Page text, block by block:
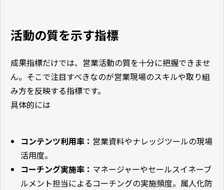
活動の質を示す指標
成果指標だけでは、営業活動の質を十分に把握できませ
ん。そこで注目すべきなのが営業現場のスキルや取り組
み方を反映する指標です。
具体的には
コンテンツ利用率： 営業資料やナレッジツールの現場
活用度。
コーチング実施率： マネージャーやセールスイネーブ
ルメント担当によるコーチングの実施頻度。属人化防